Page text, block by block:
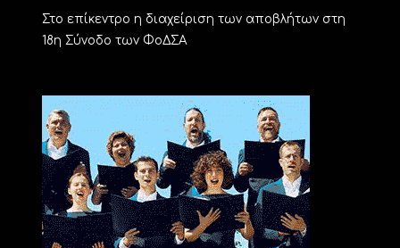
Στο επίκεντρο η διαχείριση των αποβλήτων στη
18η Σύνοδο των ΦοΔΣΑ